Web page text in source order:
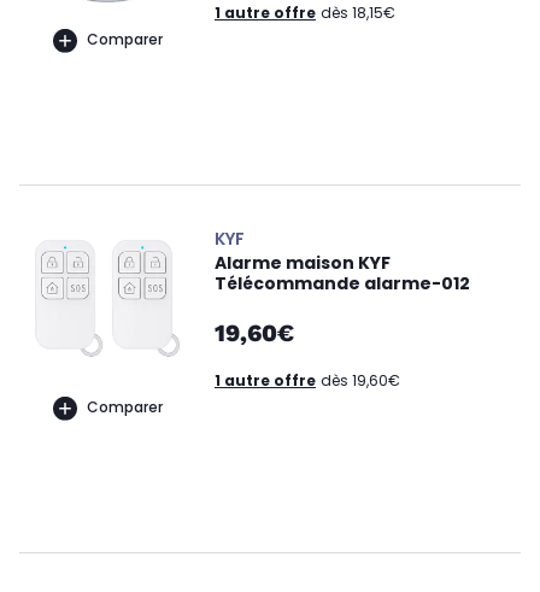
Comparer
1 autre offre dès 18,15€
Comparer
KYF
Alarme maison KYF
Télécommande alarme-012
19,60€
1 autre offre dès 19,60€